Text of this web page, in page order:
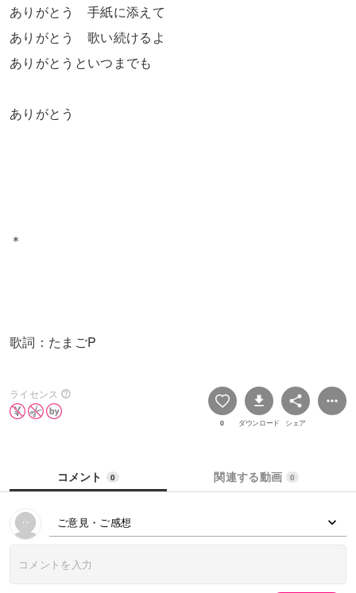
ありがとう 手紙に添えて
ありがとう 歌い続けるよ
ありがとうといつまでも
ありがとう
＊
歌詞：たまごP
ライセンス
0 ダウンロード シェア
コメント 0 関連する動画 0
ご意見・ご感想